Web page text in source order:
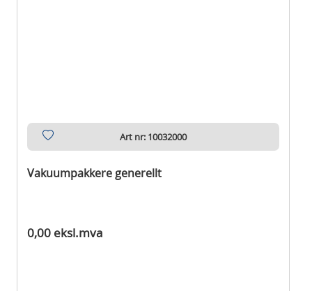
Art nr: 10032000
Vakuumpakkere generellt
0,00 eksl.mva